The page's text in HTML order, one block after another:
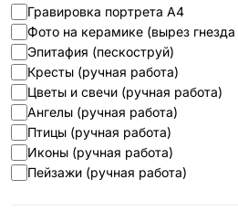
Гравировка портрета А4
Фото на керамике (вырез гнезда
Эпитафия (пескоструй)
Кресты (ручная работа)
Цветы и свечи (ручная работа)
Ангелы (ручная работа)
Птицы (ручная работа)
Иконы (ручная работа)
Пейзажи (ручная работа)